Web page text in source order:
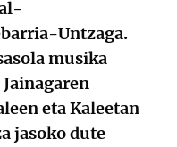
Untzaga.
musika
eta Kaleetan
jasoko dute